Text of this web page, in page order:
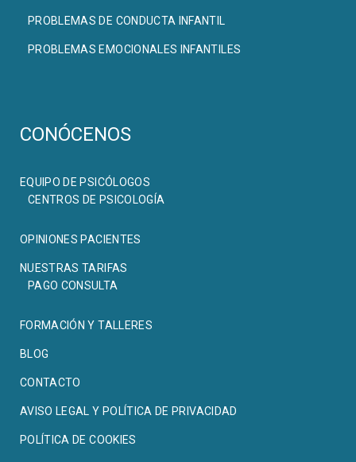
PROBLEMAS DE CONDUCTA INFANTIL
PROBLEMAS EMOCIONALES INFANTILES
CONÓCENOS
EQUIPO DE PSICÓLOGOS
CENTROS DE PSICOLOGÍA
OPINIONES PACIENTES
NUESTRAS TARIFAS
PAGO CONSULTA
FORMACIÓN Y TALLERES
BLOG
CONTACTO
AVISO LEGAL Y POLÍTICA DE PRIVACIDAD
POLÍTICA DE COOKIES